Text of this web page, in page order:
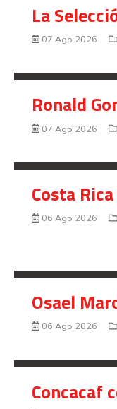
La
07 Ago 2026
Ronald
07 Ago 2026
Costa
06 Ago 2026
Osael
06 Ago 2026
Concacaf